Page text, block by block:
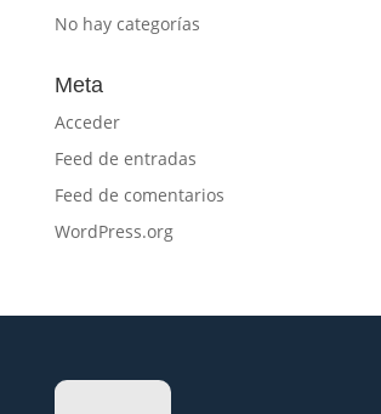
No hay categorías
Meta
Acceder
Feed de entradas
Feed de comentarios
WordPress.org